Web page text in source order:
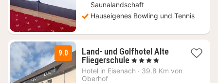
Saunalandschaft
Hauseigenes Bowling und Tennis
9.0
Land- und Golfhotel Alte
Fliegerschule1
Nacht
, 4 Sterne
Hotel in Eisenach · 39.8 Km von
Oberhof